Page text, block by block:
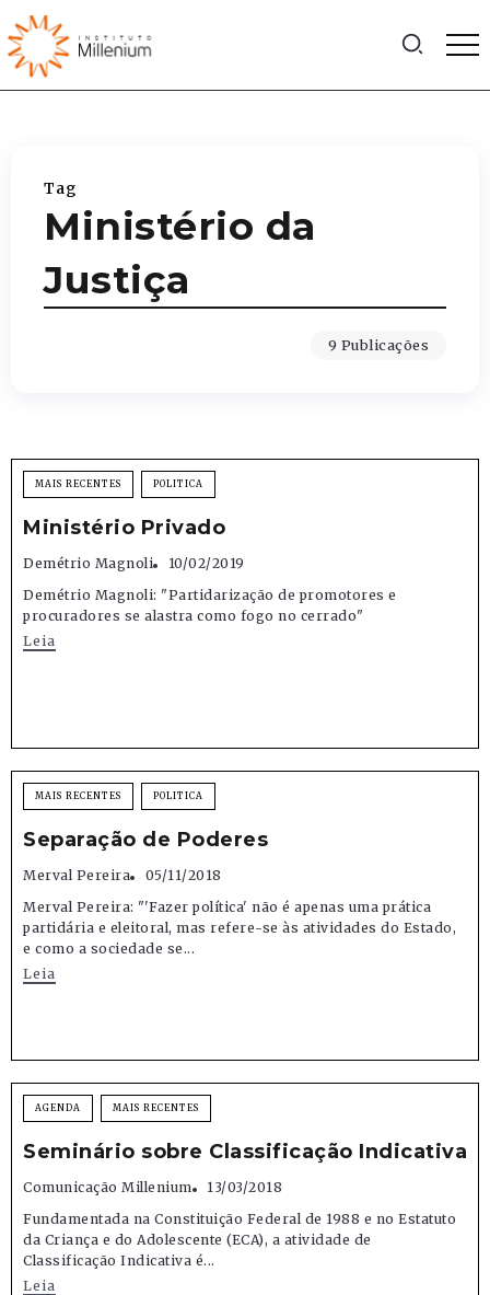
Tag
Ministério da
Justiça
9 Publicações
MAIS RECENTES POLITICA
Ministério Privado
Demétrio Magnoli
10/02/2019
Demétrio Magnoli: "Partidarização de promotores e
procuradores se alastra como fogo no cerrado"
Leia
MAIS RECENTES POLITICA
Separação de Poderes
Merval Pereira
05/11/2018
Merval Pereira: "'Fazer política' não é apenas uma prática
partidária e eleitoral, mas refere-se às atividades do Estado,
e como a sociedade se...
Leia
AGENDA MAIS RECENTES
Seminário sobre Classificação Indicativa
Comunicação Millenium
13/03/2018
Fundamentada na Constituição Federal de 1988 e no Estatuto
da Criança e do Adolescente (ECA), a atividade de
Classificação Indicativa é...
Leia